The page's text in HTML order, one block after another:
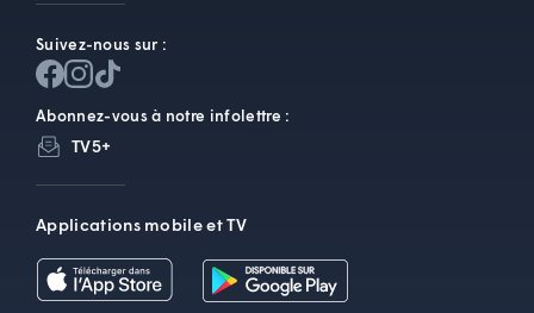
Suivez-nous sur :
Abonnez-vous à notre infolettre :
TV5+
Applications mobile et TV